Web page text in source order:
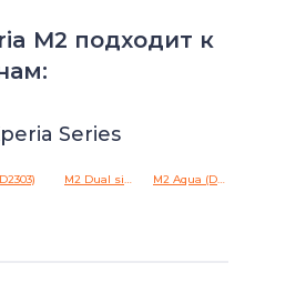
M2 подходит к
Series
M2 Dual sim (D2302) M2 Aqua (D2406)